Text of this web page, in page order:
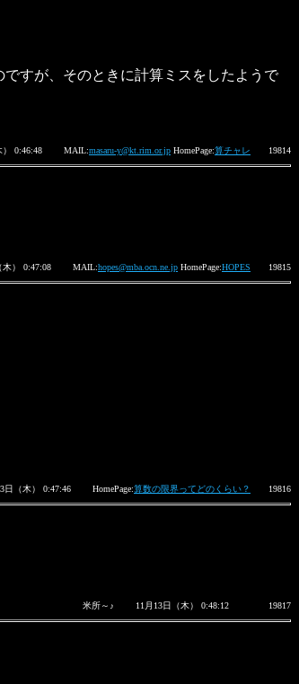
すが、そのときに計算ミスをしたようで
） 0:46:48 MAIL:masaru-y@kt.rim.or.jp HomePage:算チャレ 19814
木） 0:47:08 MAIL:hopes@mba.ocn.ne.jp HomePage:HOPES 19815
日（木） 0:47:46 HomePage:算数の限界ってどのくらい？ 19816
米所～♪ 11月13日（木） 0:48:12 19817